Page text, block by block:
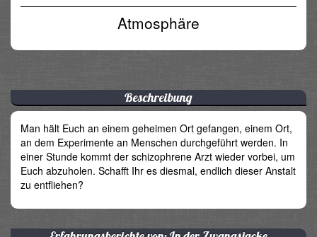
Atmosphäre
Beschreibung
Man hält Euch an einem geheimen Ort gefangen, einem Ort,
an dem Experimente an Menschen durchgeführt werden. In
einer Stunde kommt der schizophrene Arzt wieder vorbei, um
Euch abzuholen. Schafft Ihr es diesmal, endlich dieser Anstalt
zu entfliehen?